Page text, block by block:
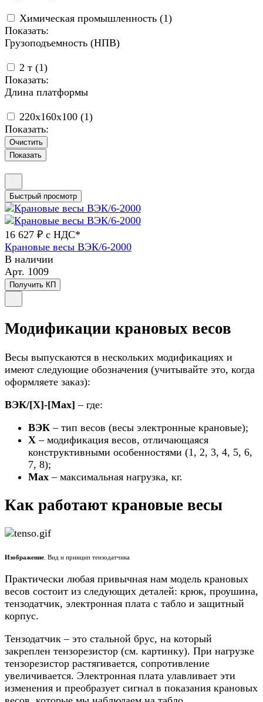
Химическая промышленность (1)
Показать:
Грузоподъемность (НПВ)
2 т (1)
Показать:
Длина платформы
220x160x100 (1)
Показать:
Очистить
Быстрый просмотр
16 627 ₽ с НДС*
Крановые весы ВЭК/6-2000
В наличии
Арт. 1009
Получить КП
Модификации крановых весов
Весы выпускаются в нескольких модификациях и
имеют следующие обозначения (учитывайте это, когда
оформляете заказ):
ВЭК/[Х]-[Max] – где:
ВЭК – тип весов (весы электронные крановые);
Х – модификация весов, отличающаяся
конструктивными особенностями (1, 2, 3, 4, 5, 6,
7, 8);
Max – максимальная нагрузка, кг.
Как работают крановые весы
Изображение. Вид и принцип тензодатчика
Практически любая привычная нам модель крановых
весов состоит из следующих деталей: крюк, проушина,
тензодатчик, электронная плата с табло и защитный
корпус.
Тензодатчик – это стальной брус, на который
закреплен тензорезистор (см. картинку). При нагрузке
тензорезистор растягивается, сопротивление
увеличивается. Электронная плата улавливает эти
изменения и преобразует сигнал в показания крановых